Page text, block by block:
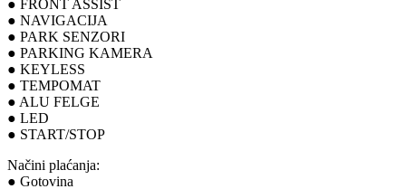
● FRONT ASSIST
● NAVIGACIJA
● PARK SENZORI
● PARKING KAMERA
● KEYLESS
● TEMPOMAT
● ALU FELGE
● LED
● START/STOP
Načini plaćanja:
● Gotovina